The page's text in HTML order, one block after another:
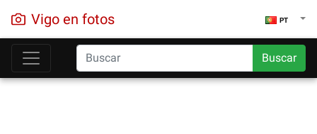
Vigo en fotos PT
Buscar